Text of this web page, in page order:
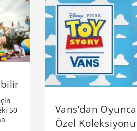
50
Vans’dan
Özel Koleksiyonu